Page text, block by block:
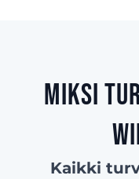
Miksi
Kaikki